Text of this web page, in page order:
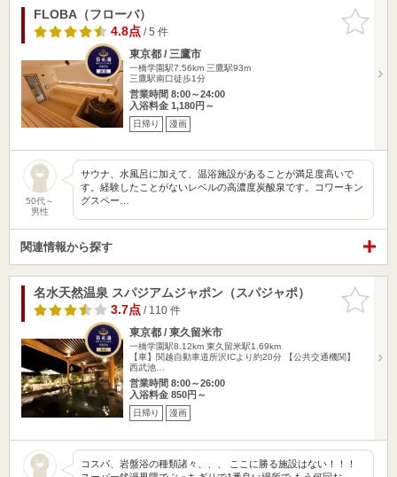
お気に入
りに追加
FLOBA（フローバ）
4.8点/ 5 件
東京都 / 三鷹市
一橋学園駅7.56km 三鷹駅93m
三鷹駅南口徒歩1分
営業時間 8:00～24:00
入浴料金 1,180円～
日帰り 漫画
50代～
男性
サウナ、水風呂に加えて、温浴施設があることが満足度高いで
す。経験したことがないレベルの高濃度炭酸泉です。コワーキン
グスペー…
関連情報から探す
お気に入
りに追加
名水天然温泉 スパジアムジャポン（スパジャポ）
3.7点/ 110 件
東京都 / 東久留米市
一橋学園駅8.12km 東久留米駅1.69km
【車】関越自動車道所沢ICより約20分 【公共交通機関】
西武池…
営業時間 8:00～26:00
入浴料金 850円～
日帰り 漫画
コスパ、岩盤浴の種類諸々、、、 ここに勝る施設はない！！！